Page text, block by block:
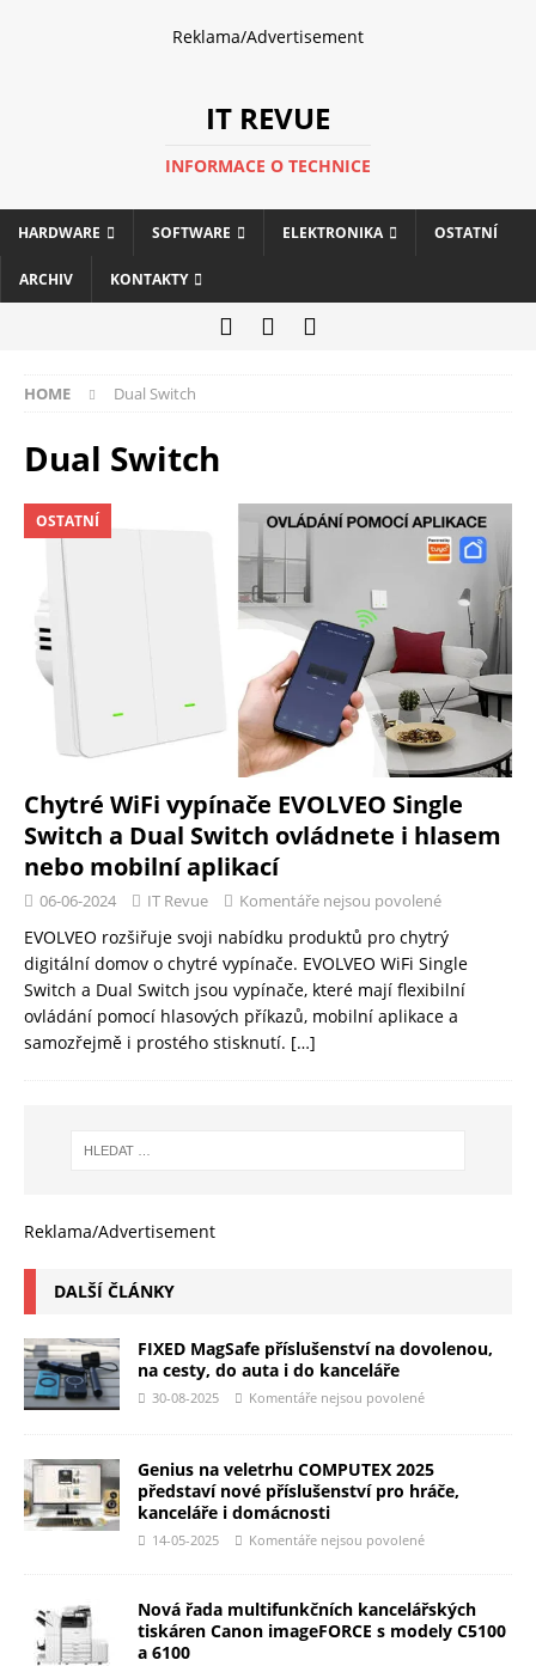
Reklama/Advertisement
IT REVUE
INFORMACE O TECHNICE
HARDWARE SOFTWARE ELEKTRONIKA OSTATNÍ
ARCHIV KONTAKTY
HOME Dual Switch
Dual Switch
OSTATNÍ
Chytré WiFi vypínače EVOLVEO Single
Switch a Dual Switch ovládnete i hlasem
nebo mobilní aplikací
06-06-2024 IT Revue Komentáře nejsou povolené
EVOLVEO rozšiřuje svoji nabídku produktů pro chytrý
digitální domov o chytré vypínače. EVOLVEO WiFi Single
Switch a Dual Switch jsou vypínače, které mají flexibilní
ovládání pomocí hlasových příkazů, mobilní aplikace a
samozřejmě i prostého stisknutí. […]
Reklama/Advertisement
DALŠÍ ČLÁNKY
FIXED MagSafe příslušenství na dovolenou,
na cesty, do auta i do kanceláře
30-08-2025 Komentáře nejsou povolené
Genius na veletrhu COMPUTEX 2025
představí nové příslušenství pro hráče,
kanceláře i domácnosti
14-05-2025 Komentáře nejsou povolené
Nová řada multifunkčních kancelářských
tiskáren Canon imageFORCE s modely C5100
a 6100